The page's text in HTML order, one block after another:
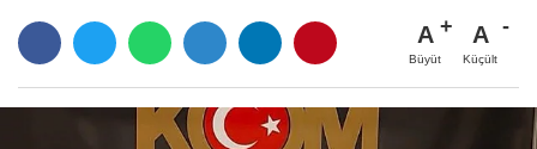
A
Büyüt
A
Küçült